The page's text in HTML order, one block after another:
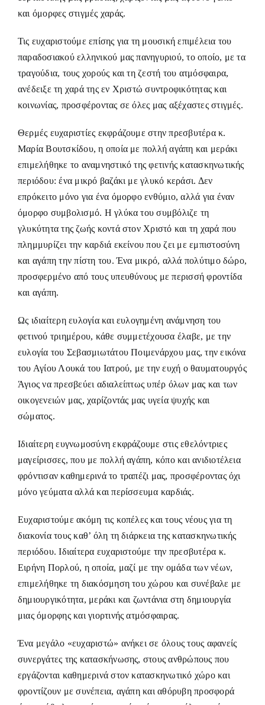
και όμορφες στιγμές χαράς.
Τις ευχαριστούμε επίσης για τη μουσική επιμέλεια του
παραδοσιακού ελληνικού μας πανηγυριού, το οποίο, με τα
τραγούδια, τους χορούς και τη ζεστή του ατμόσφαιρα,
ανέδειξε τη χαρά της εν Χριστώ συντροφικότητας και
κοινωνίας, προσφέροντας σε όλες μας αξέχαστες στιγμές.
Θερμές ευχαριστίες εκφράζουμε στην πρεσβυτέρα κ.
Μαρία Βουτσκίδου, η οποία με πολλή αγάπη και μεράκι
επιμελήθηκε το αναμνηστικό της φετινής κατασκηνωτικής
περιόδου: ένα μικρό βαζάκι με γλυκό κεράσι. Δεν
επρόκειτο μόνο για ένα όμορφο ενθύμιο, αλλά για έναν
όμορφο συμβολισμό. Η γλύκα του συμβόλιζε τη
γλυκύτητα της ζωής κοντά στον Χριστό και τη χαρά που
πλημμυρίζει την καρδιά εκείνου που ζει με εμπιστοσύνη
και αγάπη την πίστη του. Ένα μικρό, αλλά πολύτιμο δώρο,
προσφερμένο από τους υπευθύνους με περισσή φροντίδα
και αγάπη.
Ως ιδιαίτερη ευλογία και ευλογημένη ανάμνηση του
φετινού τριημέρου, κάθε συμμετέχουσα έλαβε, με την
ευλογία του Σεβασμιωτάτου Ποιμενάρχου μας, την εικόνα
του Αγίου Λουκά του Ιατρού, με την ευχή ο θαυματουργός
Άγιος να πρεσβεύει αδιαλείπτως υπέρ όλων μας και των
οικογενειών μας, χαρίζοντάς μας υγεία ψυχής και
σώματος.
Ιδιαίτερη ευγνωμοσύνη εκφράζουμε στις εθελόντριες
μαγείρισσες, που με πολλή αγάπη, κόπο και ανιδιοτέλεια
φρόντισαν καθημερινά το τραπέζι μας, προσφέροντας όχι
μόνο γεύματα αλλά και περίσσευμα καρδιάς.
Ευχαριστούμε ακόμη τις κοπέλες και τους νέους για τη
διακονία τους καθ’ όλη τη διάρκεια της κατασκηνωτικής
περιόδου. Ιδιαίτερα ευχαριστούμε την πρεσβυτέρα κ.
Ειρήνη Πορλού, η οποία, μαζί με την ομάδα των νέων,
επιμελήθηκε τη διακόσμηση του χώρου και συνέβαλε με
δημιουργικότητα, μεράκι και ζωντάνια στη δημιουργία
μιας όμορφης και γιορτινής ατμόσφαιρας.
Ένα μεγάλο «ευχαριστώ» ανήκει σε όλους τους αφανείς
συνεργάτες της κατασκήνωσης, στους ανθρώπους που
εργάζονται καθημερινά στον κατασκηνωτικό χώρο και
φροντίζουν με συνέπεια, αγάπη και αθόρυβη προσφορά